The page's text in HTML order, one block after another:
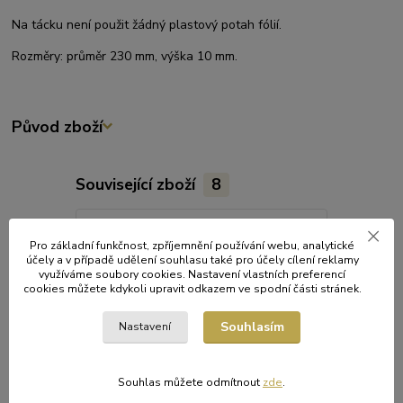
Na tácku není použit žádný plastový potah fólií.
Rozměry: průměr 230 mm, výška 10 mm.
Původ zboží
Související zboží 8
Pro základní funkčnost, zpříjemnění používání webu, analytické
účely a v případě udělení souhlasu také pro účely cílení reklamy
využíváme soubory cookies. Nastavení vlastních preferencí
cookies můžete kdykoli upravit odkazem ve spodní části stránek.
Nastavení Souhlasím
Souhlas můžete odmítnout zde.